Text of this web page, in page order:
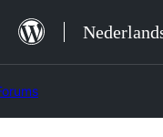
naar
de
inhoud